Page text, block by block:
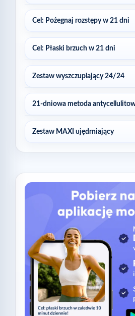
Cel: Pożegnaj rozstępy w 21 dni
Cel: Płaski brzuch w 21 dni
Zestaw wyszczuplający 24/24
21-dniowa metoda
Zestaw MAXI ujędrniający